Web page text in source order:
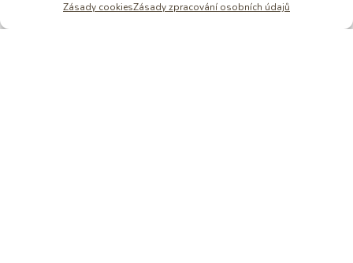
Zásady cookiesZásady zpracování osobních údajů
Zjistit víc o tmě